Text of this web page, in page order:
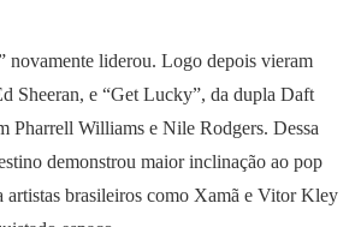
novamente liderou. Logo depois vieram
Sheeran, e “Get Lucky”, da dupla Daft
Pharrell Williams e Nile Rodgers. Dessa
demonstrou maior inclinação ao pop
artistas brasileiros como Xamã e Vitor Kley